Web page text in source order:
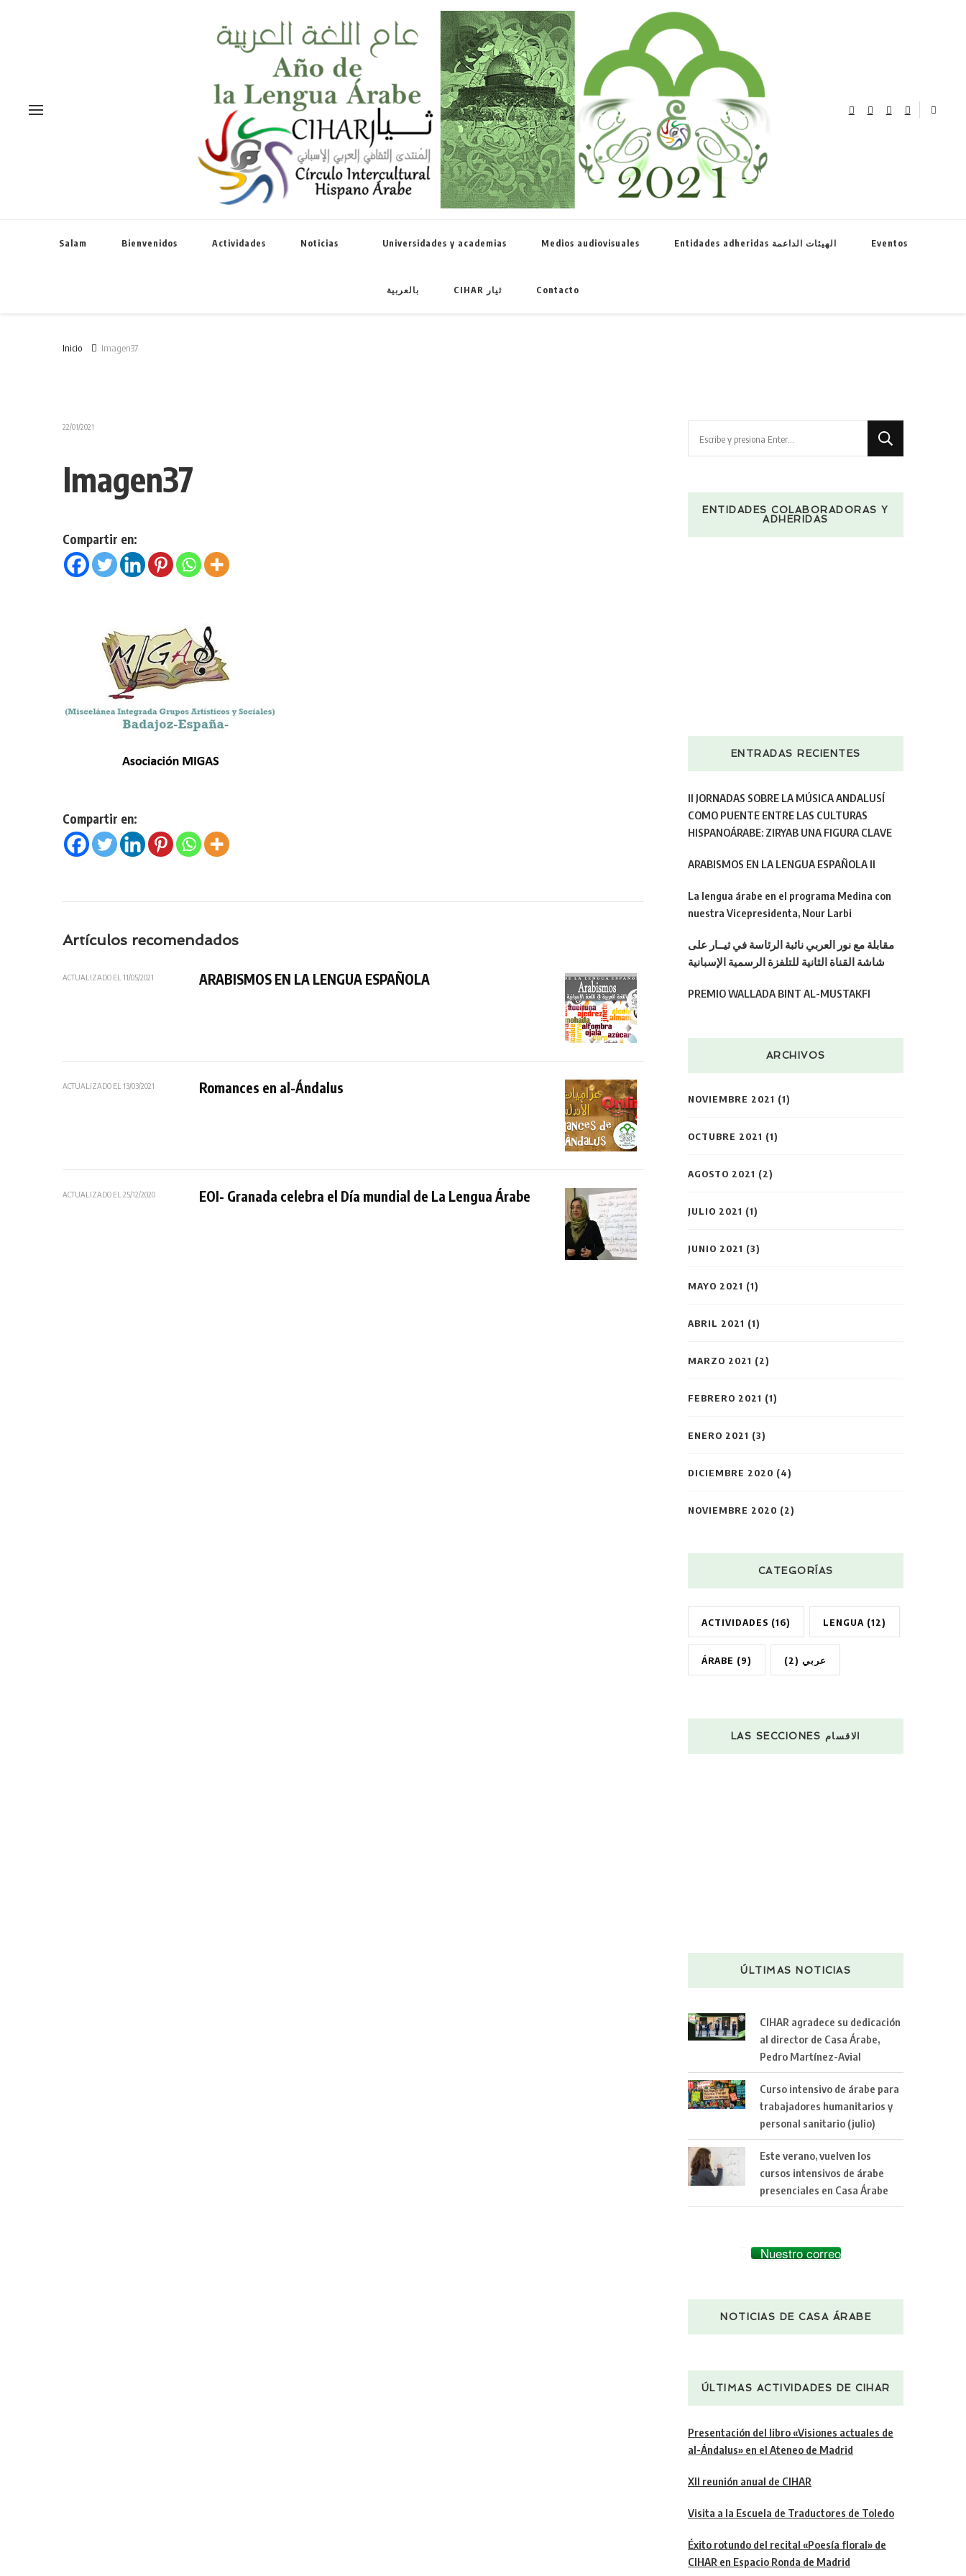
Salam Bienvenidos Actividades Noticias Universidades y academias Medios audiovisuales Entidades adheridas الهيئات الداعمة Eventos
بالعربية CIHAR ثيار Contacto
Inicio Imagen37
22/01/2021
Imagen37
Compartir en:
Compartir en:
Artículos recomendados
ACTUALIZADO EL 11/05/2021 ARABISMOS EN LA LENGUA ESPAÑOLA
ACTUALIZADO EL 13/03/2021 Romances en al-Ándalus
ACTUALIZADO EL 25/12/2020 EOI- Granada celebra el Día mundial de La Lengua Árabe
ENTIDADES COLABORADORAS Y
ADHERIDAS
ENTRADAS RECIENTES
II JORNADAS SOBRE LA MÚSICA ANDALUSÍ
COMO PUENTE ENTRE LAS CULTURAS
HISPANOÁRABE: ZIRYAB UNA FIGURA CLAVE
ARABISMOS EN LA LENGUA ESPAÑOLA II
La lengua árabe en el programa Medina con
nuestra Vicepresidenta, Nour Larbi
مقابلة مع نور العربي نائبة الرئاسة في ثيــار على
شاشة القناة الثانية للتلفزة الرسمية الإسبانية
PREMIO WALLADA BINT AL-MUSTAKFI
ARCHIVOS
NOVIEMBRE 2021 (1)
OCTUBRE 2021 (1)
AGOSTO 2021 (2)
JULIO 2021 (1)
JUNIO 2021 (3)
MAYO 2021 (1)
ABRIL 2021 (1)
MARZO 2021 (2)
FEBRERO 2021 (1)
ENERO 2021 (3)
DICIEMBRE 2020 (4)
NOVIEMBRE 2020 (2)
CATEGORÍAS
ACTIVIDADES (16) LENGUA (12)
ÁRABE (9) عربي (2)
LAS SECCIONES الاقسام
ÚLTIMAS NOTICIAS
CIHAR agradece su dedicación
al director de Casa Árabe,
Pedro Martínez-Avial
Curso intensivo de árabe para
trabajadores humanitarios y
personal sanitario (julio)
Este verano, vuelven los
cursos intensivos de árabe
presenciales en Casa Árabe
Nuestro correo
NOTICIAS DE CASA ÁRABE
ÚLTIMAS ACTIVIDADES DE CIHAR
Presentación del libro «Visiones actuales de
al-Ándalus» en el Ateneo de Madrid
XII reunión anual de CIHAR
Visita a la Escuela de Traductores de Toledo
Éxito rotundo del recital «Poesía floral» de
CIHAR en Espacio Ronda de Madrid